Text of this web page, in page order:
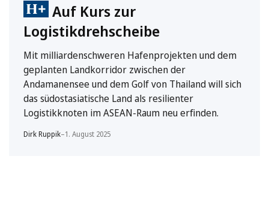
Auf Kurs zur
Logistikdrehscheibe
Mit milliardenschweren Hafenprojekten und dem
geplanten Landkorridor zwischen der
Andamanensee und dem Golf von Thailand will sich
das südostasiatische Land als resilienter
Logistikknoten im ASEAN-Raum neu erfinden.
Dirk Ruppik–1. August 2025